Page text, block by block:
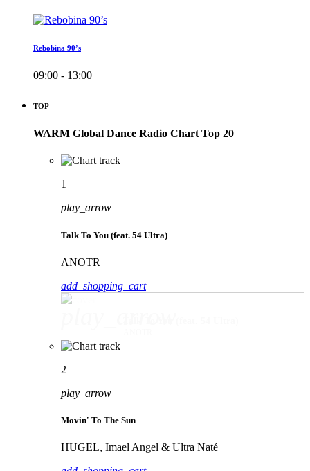
Rebobina 90’s
09:00 - 13:00
TOP
WARM Global Dance Radio Chart Top 20
1
play_arrow
Talk To You (feat. 54 Ultra)
ANOTR
add_shopping_cart
2
play_arrow
Movin' To The Sun
HUGEL, Imael Angel & Ultra Naté